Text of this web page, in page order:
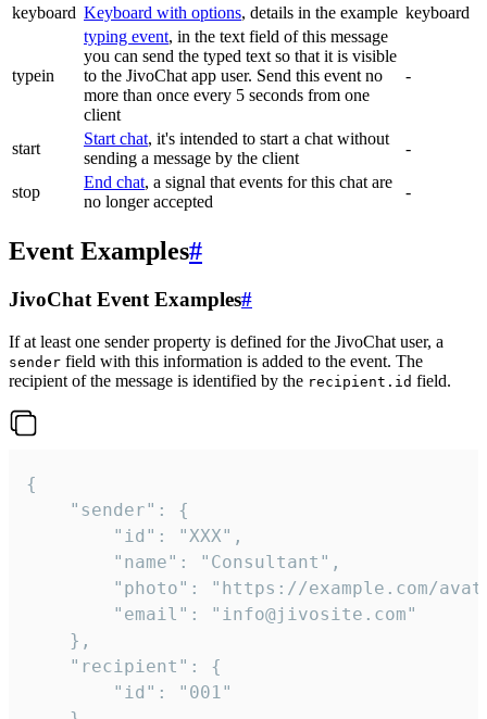
keyboard Keyboard with options, details in the example keyboard
typein
typing event, in the text field of this message
you can send the typed text so that it is visible
to the JivoChat app user. Send this event no
more than once every 5 seconds from one
client
-
start
Start chat, it's intended to start a chat without
sending a message by the client
-
stop
End chat, a signal that events for this chat are
no longer accepted
-
Event Examples#
JivoChat Event Examples#
If at least one sender property is defined for the JivoChat user, a
sender field with this information is added to the event. The
recipient of the message is identified by the recipient.id field.
{